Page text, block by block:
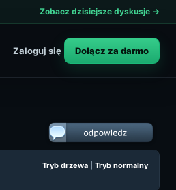
Zobacz dzisiejsze dyskusje →
Zaloguj się Dołącz za darmo
Tryb drzewa Tryb normalny